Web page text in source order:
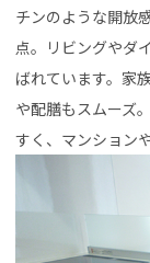
チンのような開放
点。リビングやダ
ばれています。家
や配膳もスムーズ
すく、マンション